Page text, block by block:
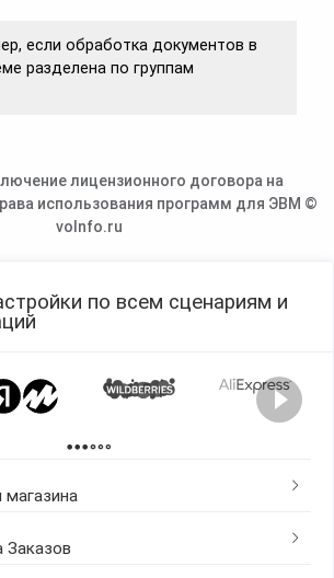
если обработка документов в
разделена по группам
лицензионного договора на
использования программ для ЭВМ ©
voInfo.ru
по всем сценариям и
магазина
Заказов